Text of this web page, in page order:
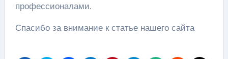
профессионалами.
Спасибо за внимание к статье нашего сайта